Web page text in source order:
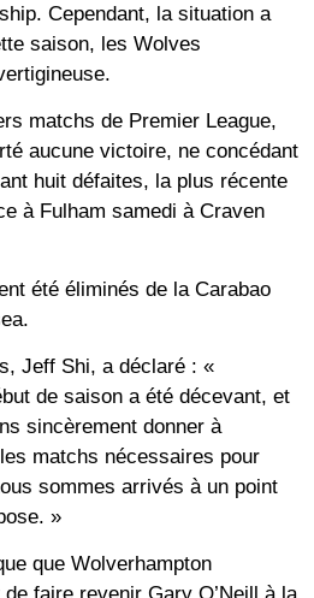
Cependant, la situation a
saison, les Wolves
matchs de Premier League,
aucune victoire, ne concédant
huit défaites, la plus récente
à Fulham samedi à Craven
été éliminés de la Carabao
Jeff Shi, a déclaré : «
de saison a été décevant, et
sincèrement donner à
matchs nécessaires pour
sommes arrivés à un point
»
que Wolverhampton